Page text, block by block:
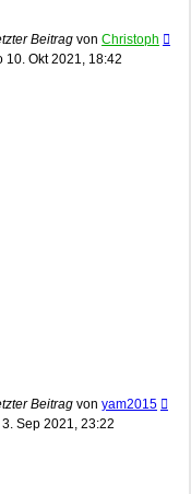
Beitrag von Christoph
10. Okt 2021, 18:42
Beitrag von yam2015
3. Sep 2021, 23:22